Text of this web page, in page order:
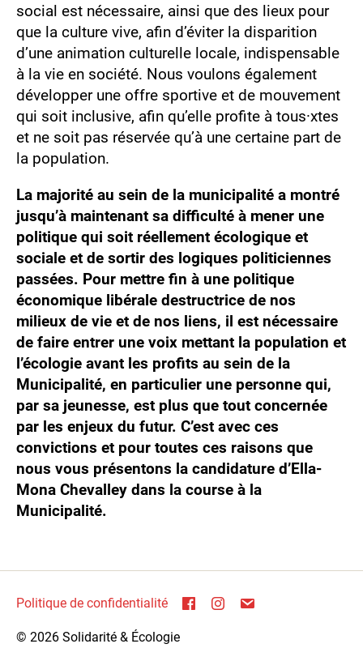
social est nécessaire, ainsi que des lieux pour
que la culture vive, afin d’éviter la disparition
d’une animation culturelle locale, indispensable
à la vie en société. Nous voulons également
développer une offre sportive et de mouvement
qui soit inclusive, afin qu’elle profite à tous·xtes
et ne soit pas réservée qu’à une certaine part de
la population.
La majorité au sein de la municipalité a montré
jusqu’à maintenant sa difficulté à mener une
politique qui soit réellement écologique et
sociale et de sortir des logiques politiciennes
passées. Pour mettre fin à une politique
économique libérale destructrice de nos
milieux de vie et de nos liens, il est nécessaire
de faire entrer une voix mettant la population et
l’écologie avant les profits au sein de la
Municipalité, en particulier une personne qui,
par sa jeunesse, est plus que tout concernée
par les enjeux du futur. C’est avec ces
convictions et pour toutes ces raisons que
nous vous présentons la candidature d’Ella-
Mona Chevalley dans la course à la
Municipalité.
© 2026 Solidarité & Écologie
Politique de confidentialité